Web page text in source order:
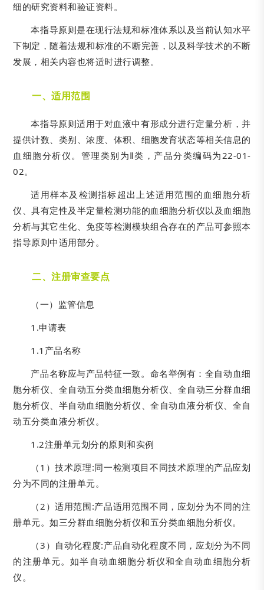
细的研究资料和验证资料。
本指导原则是在现行法规和标准体系以及当前认知水平
下制定，随着法规和标准的不断完善，以及科学技术的不断
发展，相关内容也将适时进行调整。
一、适用范围
本指导原则适用于对血液中有形成分进行定量分析，并
提供计数、类别、浓度、体积、细胞发育状态等相关信息的
血细胞分析仪。管理类别为Ⅱ类，产品分类编码为22-01-
02。
适用样本及检测指标超出上述适用范围的血细胞分析
仪、具有定性及半定量检测功能的血细胞分析仪以及血细胞
分析与其它生化、免疫等检测模块组合存在的产品可参照本
指导原则中适用部分。
二、注册审查要点
（一）监管信息
1.申请表
1.1产品名称
产品名称应与产品特征一致。命名举例有：全自动血细
胞分析仪、全自动五分类血细胞分析仪、全自动三分群血细
胞分析仪、半自动血细胞分析仪、全自动血液分析仪、全自
动五分类血液分析仪。
1.2注册单元划分的原则和实例
（1）技术原理:同一检测项目不同技术原理的产品应划
分为不同的注册单元。
（2）适用范围:产品适用范围不同，应划分为不同的注
册单元。如三分群血细胞分析仪和五分类血细胞分析仪。
（3）自动化程度:产品自动化程度不同，应划分为不同
的注册单元。如半自动血细胞分析仪和全自动血细胞分析
仪。